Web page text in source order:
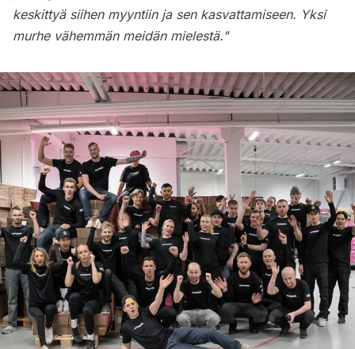
keskittyä siihen myyntiin ja sen kasvattamiseen. Yksi
murhe vähemmän meidän mielestä."